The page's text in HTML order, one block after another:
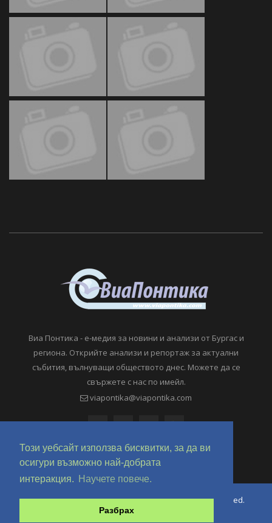
Този уебсайт използва бисквитки, за да ви
осигури възможно най-добрата
интеракция.
Научете повече.
Разбрах
Виа Понтика - е-медия за новини и анализи от Бургас и
региона. Открийте анализи и репортаж за актуални
събития, вълнуващи обществото днес. Можете да се
свържете с нас по имейл.
viapontika@viapontika.com
Copyright © 2018-2024 ViaPontika.com. All Rights Reserved.
Development @ OverHertz Ltd